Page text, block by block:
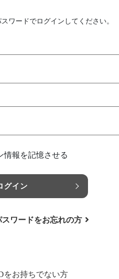
ワードでログインしてください。
情報を記憶させる
グイン
スワードをお忘れの方
をお持ちでない方